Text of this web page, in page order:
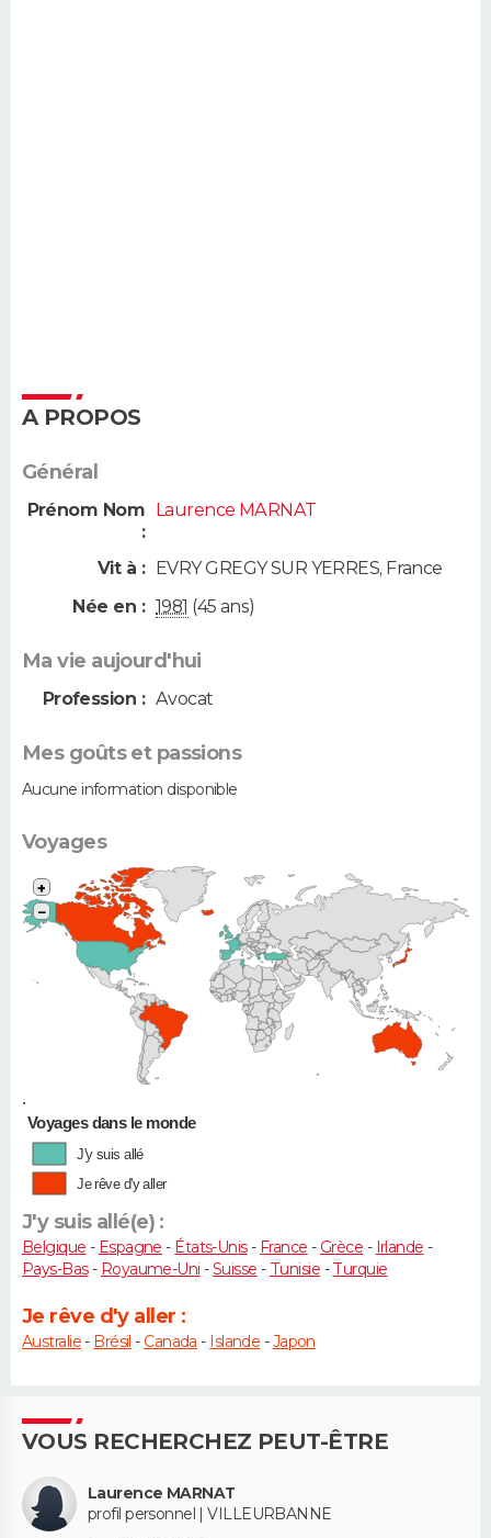
A PROPOS
Général
Prénom Nom
:
Laurence MARNAT
Vit à : EVRY GREGY SUR YERRES, France
Née en : 1981 (45 ans)
Ma vie aujourd'hui
Profession : Avocat
Mes goûts et passions
Aucune information disponible
Voyages
•
+
−
Voyages dans le monde
J'y suis allé
Je rêve d'y aller
J'y suis allé(e) :
Belgique - Espagne - États-Unis- France - Grèce - Irlande -
Pays-Bas- Royaume-Uni -Suisse - Tunisie -Turquie
Je rêve d'y aller :
Australie- Brésil - Canada - Islande -Japon
VOUS RECHERCHEZ PEUT-ÊTRE
Laurence MARNAT
profil personnel | VILLEURBANNE